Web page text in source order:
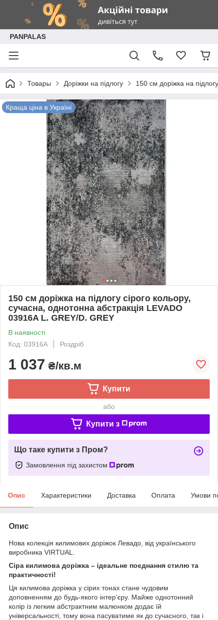
PANPALAS
Товары Доріжки на підлогу 150 см доріжка на
Краща ціна в Україні
150 см доріжка на підлогу сірого кольору,
сучасна, однотонна абстракція LEVADO
03916A L. GREY/D. GREY
В наявності
Код: 03916A
Роздріб
1 037 ₴/кв.м
Купити
або
Купити з
Що таке купити з Пром?
Замовлення під захистом
Опис Характеристики Доставка Оплата Умови
Опис
Нова колекція килимових доріжок Левадо, від українського
виробника VIRTUAL.
Сіра килимова доріжка – ідеальне поєднання стилю та
практичності!
Ця килимова доріжка у сірих тонах стане чудовим
доповненням до будь-якого інтер’єру. Майже однотонний
колір із легким абстрактним малюнком додає їй
універсальності, тому вона пасуватиме як до сучасного, так і